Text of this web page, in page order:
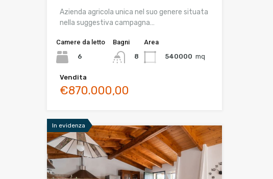
Azienda agricola unica nel suo genere situata
nella suggestiva campagna…
Camere da letto
6
Bagni
8
Area
540000 mq
Vendita
€870.000,00
In evidenza